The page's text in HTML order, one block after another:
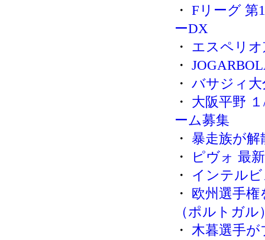
・ Fリーグ 第
ーDX
・ エスペリ
・
・ バサジィ
・ 大阪平野
ーム募集
・ 暴走族が
・
ピヴォ 最
・ インテル
・ 欧州選手
（ポルトガル
・ 木暮選手